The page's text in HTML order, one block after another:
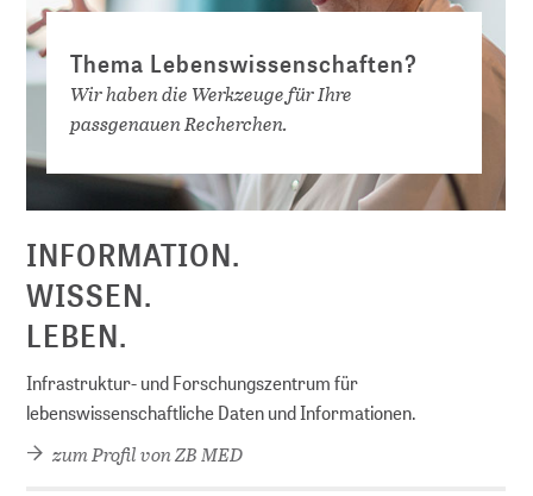
Thema Lebenswissenschaften?
Wir haben die Werkzeuge für Ihre
passgenauen Recherchen.
INFORMATION.
WISSEN.
LEBEN.
Infrastruktur- und Forschungszentrum für
lebenswissenschaftliche Daten und Informationen.
zum Profil von ZB MED